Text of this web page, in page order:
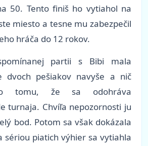
50. Tento finiš ho vytiahol na
miesto a tesne mu zabezpečil
hráča do 12 rokov.
partii s Bibi mala
dvoch pešiakov navyše a nič
tomu, že sa odohráva
turnaja. Chvíľa nepozornosti ju
bod. Potom sa však dokázala
sériou piatich výhier sa vytiahla